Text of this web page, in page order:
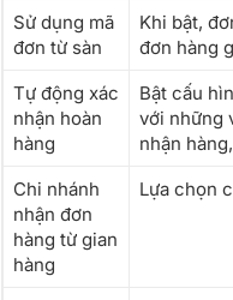
Sử dụng mã
đơn từ sàn
Khi bật,
đơn hàng
Tự động xác
nhận hoàn
hàng
Bật cấu
với những
nhận
Chi nhánh
nhận đơn
hàng từ gian
hàng
Lựa chọn